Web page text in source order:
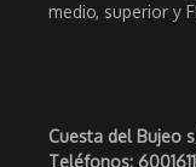
medio, superior y
Cuesta del Bujeo
Teléfonos: